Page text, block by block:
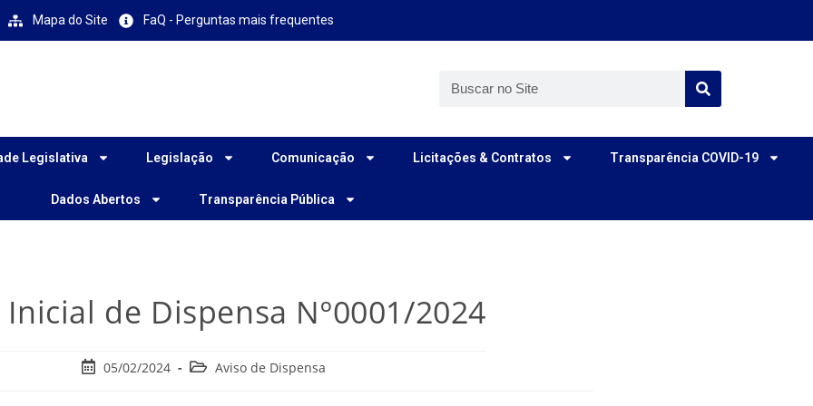
Mapa do Site FaQ - Perguntas mais frequentes
Legislativa Legislação Comunicação Licitações & Contratos Transparência COVID-19
Dados Abertos Transparência Pública
de Dispensa Nº0001/2024
05/02/2024 Aviso de Dispensa